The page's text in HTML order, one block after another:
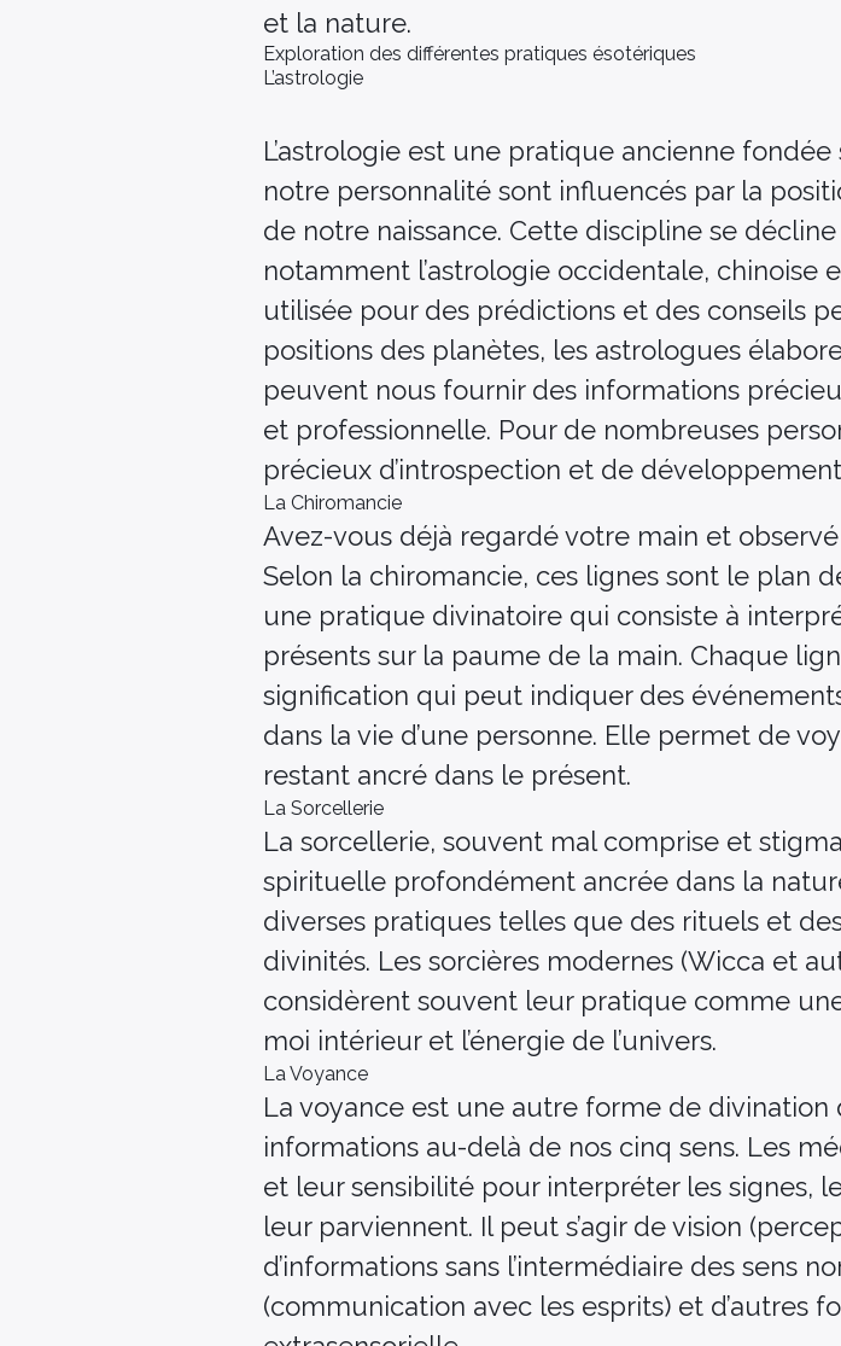
et la nature.
Exploration des différentes pratiques ésotériques
L’astrologie
L’astrologie est une pratique ancienne
notre personnalité sont influencés par la
de notre naissance. Cette discipline se
notamment l’astrologie occidentale, chinoise
utilisée pour des prédictions et des conseils
positions des planètes, les astrologues
peuvent nous fournir des informations
et professionnelle. Pour de nombreuses
précieux d’introspection et de
La Chiromancie
Avez-vous déjà regardé votre main et
Selon la chiromancie, ces lignes sont le plan
une pratique divinatoire qui consiste à
présents sur la paume de la main. Chaque
signification qui peut indiquer des
dans la vie d’une personne. Elle permet de
restant ancré dans le présent.
La Sorcellerie
La sorcellerie, souvent mal comprise et
spirituelle profondément ancrée dans la
diverses pratiques telles que des rituels et
divinités. Les sorcières modernes (Wicca et
considèrent souvent leur pratique comme
moi intérieur et l’énergie de l’univers.
La Voyance
La voyance est une autre forme de divination
informations au-delà de nos cinq sens. Les
et leur sensibilité pour interpréter les signes,
leur parviennent. Il peut s’agir de vision
d’informations sans l’intermédiaire des sens
(communication avec les esprits) et d’autres